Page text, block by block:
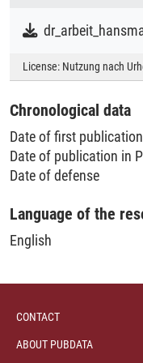
License: Nutzung nach
Chronological data
Date of first publication
Date of publication in
Date of defense
Language of the
English
praktische Relevanz
strukturierter
sowie benachbarten
und Performance
von den identifizierten
Konstruktionsmodell
Collections
Literaturpublikationen
CONTACT
ABOUT PUBDATA